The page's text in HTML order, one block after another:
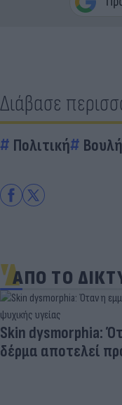
Διάβασε
Πολιτική Βουλή
ΑΠΟ ΤΟ